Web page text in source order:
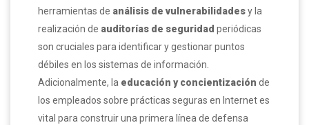
herramientas de análisis de vulnerabilidadesy la
realización de auditorías de seguridad periódicas
son cruciales para identificar y gestionar puntos
débiles en los sistemas de información.
Adicionalmente, la educación y concientización de
los empleados sobre prácticas seguras en Internet es
vital para construir una primera línea de defensa